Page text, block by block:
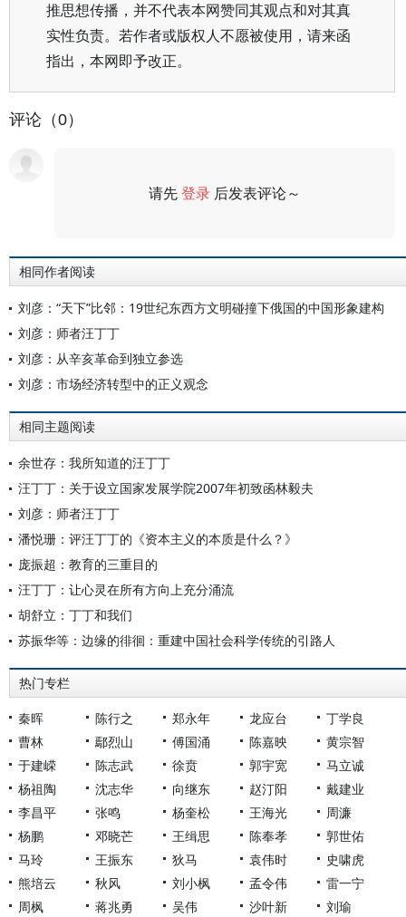
推思想传播，并不代表本网赞同其观点和对其真
实性负责。若作者或版权人不愿被使用，请来函
指出，本网即予改正。
评论（0）
请先登录 后发表评论～
相同作者阅读
刘彦：“天下”比邻：19世纪东西方文明碰撞下俄国的中国形象建构
刘彦：师者汪丁丁
刘彦：从辛亥革命到独立参选
刘彦：市场经济转型中的正义观念
相同主题阅读
余世存：我所知道的汪丁丁
汪丁丁：关于设立国家发展学院2007年初致函林毅夫
刘彦：师者汪丁丁
潘悦珊：评汪丁丁的《资本主义的本质是什么？》
庞振超：教育的三重目的
汪丁丁：让心灵在所有方向上充分涌流
胡舒立：丁丁和我们
苏振华等：边缘的徘徊：重建中国社会科学传统的引路人
热门专栏
秦晖 陈行之 郑永年 龙应台
丁学良
曹林
鄢烈山 傅国涌 陈嘉映
黄宗智
于建嵘
陈志武 徐贲 郭宇宽
马立诚
杨祖陶
沈志华 向继东 赵汀阳
戴建业
李昌平
张鸣 杨奎松 王海光
周濂
杨鹏
邓晓芒 王缉思 陈奉孝
郭世佑
马玲
王振东 狄马 袁伟时
史啸虎
熊培云
秋风 刘小枫 孟令伟
雷一宁
周枫
蒋兆勇 吴伟 沙叶新 刘瑜